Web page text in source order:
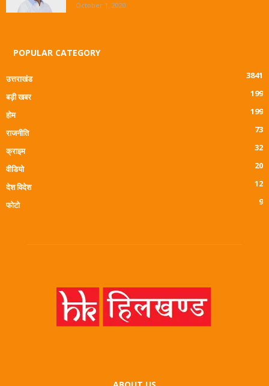
October 1, 2020
POPULAR CATEGORY
उत्तराखंड
3841
बड़ी खबर
199
होम
199
राजनीति
73
क्राइम
32
वीडियो
20
देश विदेश
12
फोटो
9